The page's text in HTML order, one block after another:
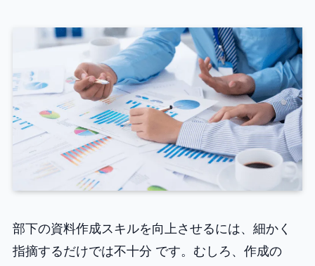
部下の資料作成スキルを向上させるには、細かく
指摘するだけでは不十分 です。むしろ、作成の